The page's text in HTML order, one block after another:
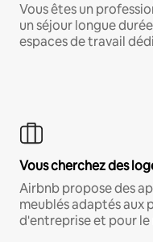
Vous êtes un
un séjour longue
espaces de travail
Vous cherchez des
Airbnb propose des
meublés adaptés aux
d'entreprise et pour